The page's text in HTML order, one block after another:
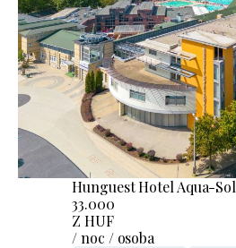
Hunguest Hotel Aqua-Sol
33.000
Z HUF
/ noc / osoba